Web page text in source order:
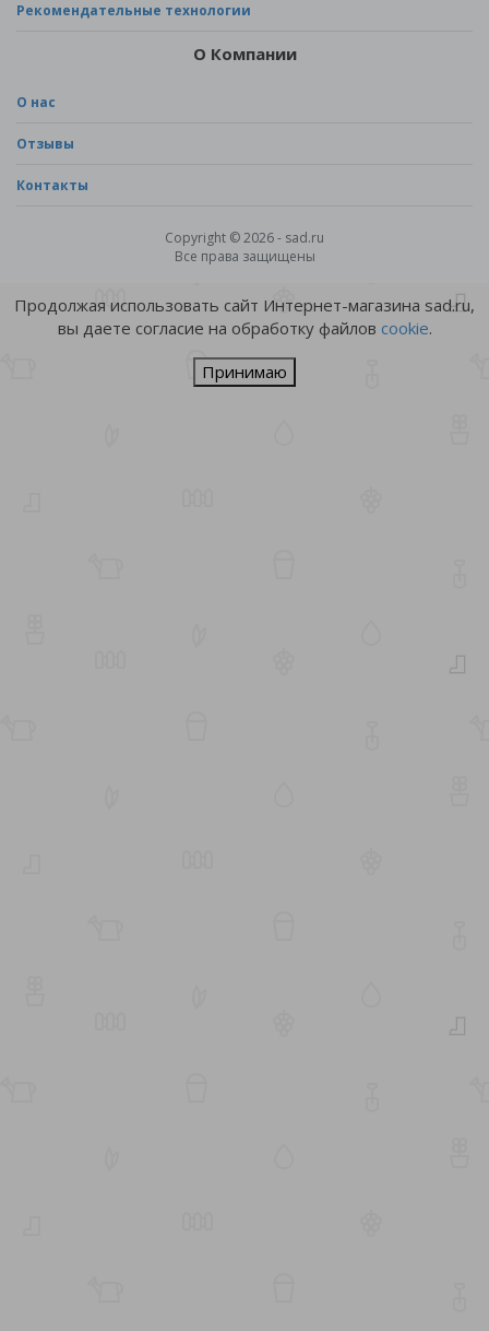
Рекомендательные технологии
О Компании
О нас
Отзывы
Контакты
Copyright © 2026 - sad.ru
Все права защищены
Продолжая использовать сайт Интернет-магазина sad.ru,
вы даете согласие на обработку файлов cookie.
Принимаю